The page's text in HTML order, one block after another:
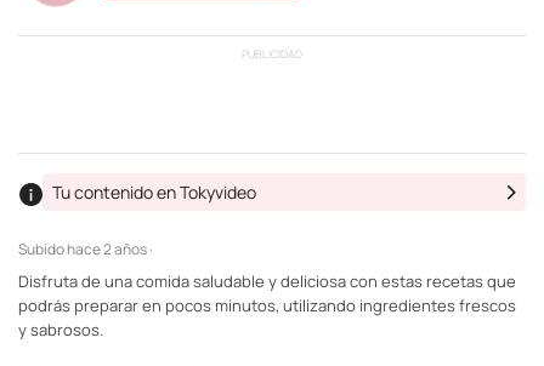
PUBLICIDAD
Subidohace 2 años ·
Tu contenido en Tokyvideo
Disfruta de una comida saludable y deliciosa con estas recetas que
podrás preparar en pocos minutos, utilizando ingredientes frescos
y sabrosos.